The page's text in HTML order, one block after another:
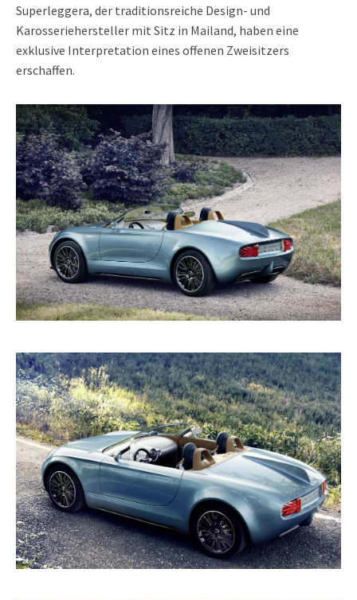
Superleggera, der traditionsreiche Design- und
Karosseriehersteller mit Sitz in Mailand, haben eine
exklusive Interpretation eines offenen Zweisitzers
erschaffen.